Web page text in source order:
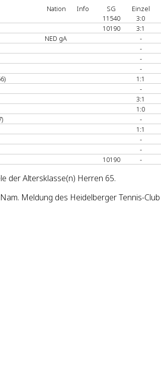
Nation Info SG Einzel
11540 3:0
10190 3:1
NED gA -
-
-
-
1:1
-
3:1
1:0
-
1:1
-
-
10190 -
der Altersklasse(n) Herren 65.
Meldung des Heidelberger Tennis-Club